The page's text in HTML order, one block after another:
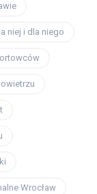
niej i dla niego
Wrocław